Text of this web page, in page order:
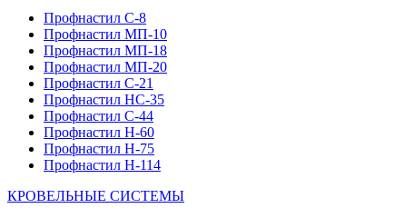
Профнастил С-8
Профнастил МП-10
Профнастил МП-18
Профнастил МП-20
Профнастил С-21
Профнастил НС-35
Профнастил С-44
Профнастил Н-60
Профнастил Н-75
Профнастил Н-114
КРОВЕЛЬНЫЕ СИСТЕМЫ